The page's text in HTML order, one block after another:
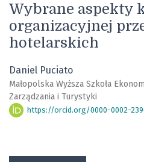
Wybrane aspekty
organizacyjnej
hotelarskich
Daniel Puciato
Małopolska Wyższa Szkoła
Zarządzania i Turystyki
https://orcid.org/0000-0002-